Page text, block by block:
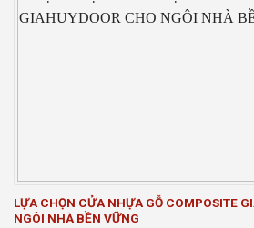
LỰA CHỌN CỬA NHỰA GỖ COMPOSITE
NGÔI NHÀ BỀN VỮNG